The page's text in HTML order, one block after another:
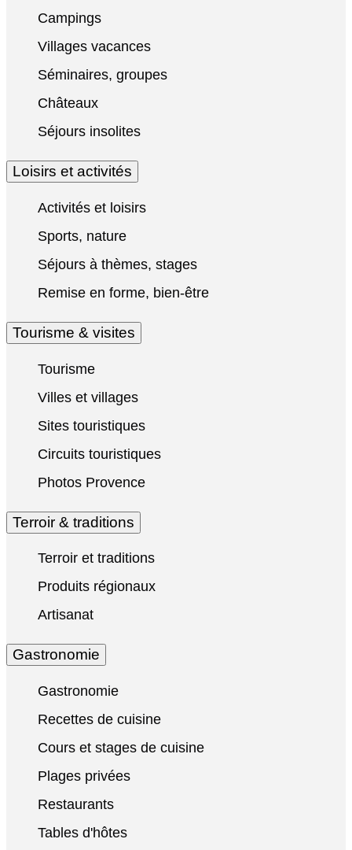
Campings
Villages vacances
Séminaires, groupes
Châteaux
Séjours insolites
Loisirs et activités
Activités et loisirs
Sports, nature
Séjours à thèmes, stages
Remise en forme, bien-être
Tourisme & visites
Tourisme
Villes et villages
Sites touristiques
Circuits touristiques
Photos Provence
Terroir & traditions
Terroir et traditions
Produits régionaux
Artisanat
Gastronomie
Gastronomie
Recettes de cuisine
Cours et stages de cuisine
Plages privées
Restaurants
Tables d'hôtes